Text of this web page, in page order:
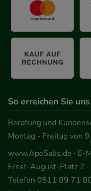
anzupassen.
auch auf Ihre
anzuzeigen und
Statistik & Tracking:
unserer Website
den Inhalt auf
Werbung auf
zu gestalten. Bitte
teilweise an Dritte
Medien übertragen
So erreichen Sie uns
Beratung und
Montag - Freitag von
www.ApoSalis.de · E-
Ernst-August-Platz 2
Telefon 0511 89 71